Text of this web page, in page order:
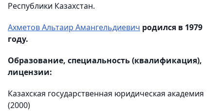
Республики Казахстан.
Ахметов Альтаир Амангельдиевич родился в 1979
году.
Образование, специальность (квалификация),
лицензии:
Казахская государственная юридическая академия
(2000)